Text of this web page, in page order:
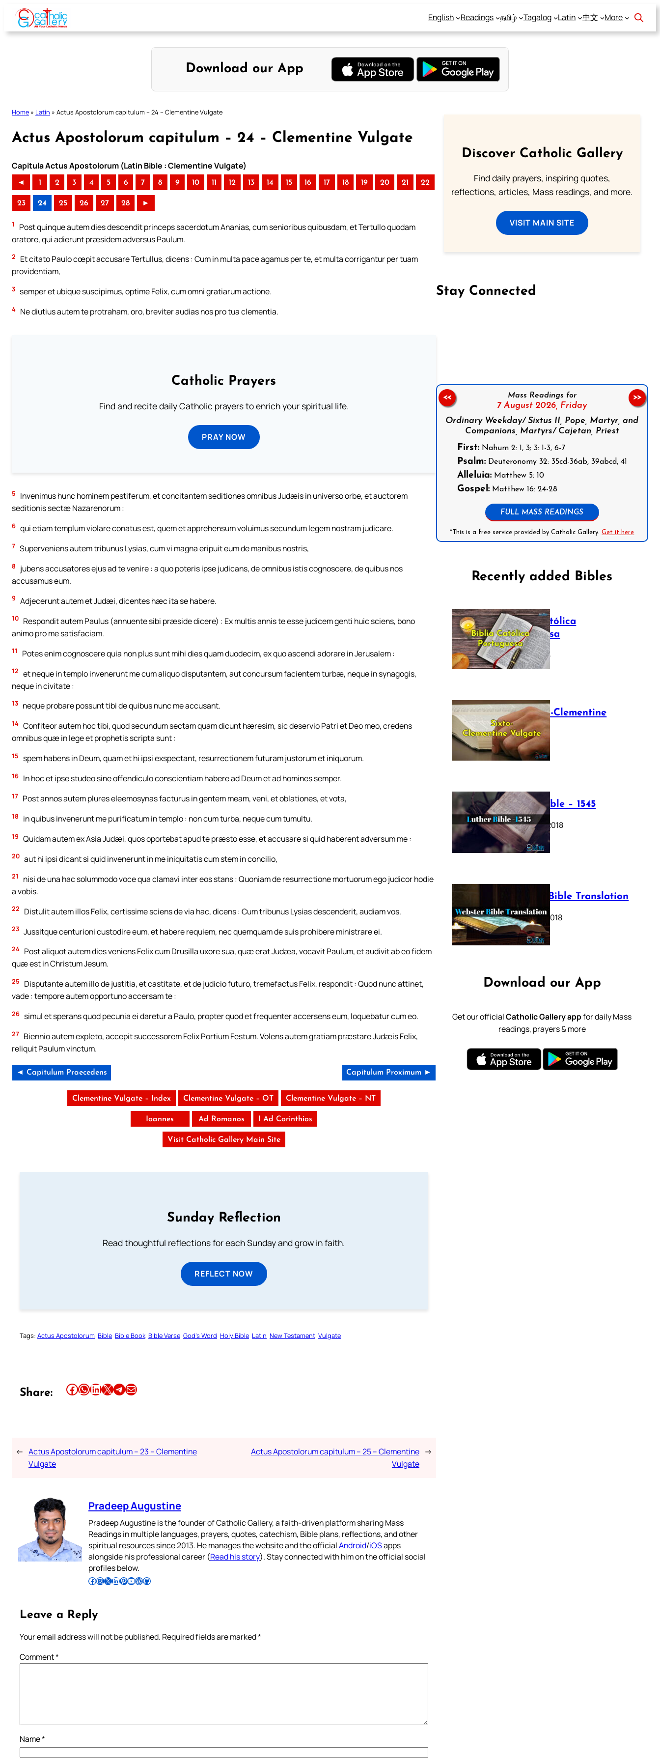
Skip
content
English Readings தமிழ் Tagalog Latin 中文 More
Download our App
Home » Latin » Actus Apostolorum capitulum – 24 – Clementine Vulgate
Actus Apostolorum capitulum – 24 – Clementine Vulgate
Capitula Actus Apostolorum (Latin Bible : Clementine Vulgate)
◄ 1 2 3 4 5 6 7 8 9 10 11 12 13 14 15 16 17 18 19 20 21 22
23 24 25 26 27 28 ►
1
Post quinque autem dies descendit princeps sacerdotum Ananias, cum senioribus quibusdam, et Tertullo quodam
oratore, qui adierunt præsidem adversus Paulum.
2
Et citato Paulo cœpit accusare Tertullus, dicens : Cum in multa pace agamus per te, et multa corrigantur per tuam
providentiam,
3 semper et ubique suscipimus, optime Felix, cum omni gratiarum actione.
4 Ne diutius autem te protraham, oro, breviter audias nos pro tua clementia.
Catholic Prayers
Find and recite daily Catholic prayers to enrich your spiritual life.
PRAY NOW
5
Invenimus hunc hominem pestiferum, et concitantem seditiones omnibus Judæis in universo orbe, et auctorem
seditionis sectæ Nazarenorum :
6 qui etiam templum violare conatus est, quem et apprehensum voluimus secundum legem nostram judicare.
7 Superveniens autem tribunus Lysias, cum vi magna eripuit eum de manibus nostris,
8
jubens accusatores ejus ad te venire : a quo poteris ipse judicans, de omnibus istis cognoscere, de quibus nos
accusamus eum.
9 Adjecerunt autem et Judæi, dicentes hæc ita se habere.
10 Respondit autem Paulus (annuente sibi præside dicere) : Ex multis annis te esse judicem genti huic sciens, bono
animo pro me satisfaciam.
11 Potes enim cognoscere quia non plus sunt mihi dies quam duodecim, ex quo ascendi adorare in Jerusalem :
12 et neque in templo invenerunt me cum aliquo disputantem, aut concursum facientem turbæ, neque in synagogis,
neque in civitate :
13 neque probare possunt tibi de quibus nunc me accusant.
14 Confiteor autem hoc tibi, quod secundum sectam quam dicunt hæresim, sic deservio Patri et Deo meo, credens
omnibus quæ in lege et prophetis scripta sunt :
15 spem habens in Deum, quam et hi ipsi exspectant, resurrectionem futuram justorum et iniquorum.
16 In hoc et ipse studeo sine offendiculo conscientiam habere ad Deum et ad homines semper.
17 Post annos autem plures eleemosynas facturus in gentem meam, veni, et oblationes, et vota,
18 in quibus invenerunt me purificatum in templo : non cum turba, neque cum tumultu.
19 Quidam autem ex Asia Judæi, quos oportebat apud te præsto esse, et accusare si quid haberent adversum me :
20 aut hi ipsi dicant si quid invenerunt in me iniquitatis cum stem in concilio,
21
nisi de una hac solummodo voce qua clamavi inter eos stans : Quoniam de resurrectione mortuorum ego judicor hodie
a vobis.
22 Distulit autem illos Felix, certissime sciens de via hac, dicens : Cum tribunus Lysias descenderit, audiam vos.
23 Jussitque centurioni custodire eum, et habere requiem, nec quemquam de suis prohibere ministrare ei.
24 Post aliquot autem dies veniens Felix cum Drusilla uxore sua, quæ erat Judæa, vocavit Paulum, et audivit ab eo fidem
quæ est in Christum Jesum.
25
Disputante autem illo de justitia, et castitate, et de judicio futuro, tremefactus Felix, respondit : Quod nunc attinet,
vade : tempore autem opportuno accersam te :
26 simul et sperans quod pecunia ei daretur a Paulo, propter quod et frequenter accersens eum, loquebatur cum eo.
27 Biennio autem expleto, accepit successorem Felix Portium Festum. Volens autem gratiam præstare Judæis Felix,
reliquit Paulum vinctum.
◄ Capitulum Praecedens Capitulum Proximum ►
Clementine Vulgate – Index Clementine Vulgate – OT Clementine Vulgate – NT
Ioannes Ad Romanos I Ad Corinthios
Visit Catholic Gallery Main Site
Sunday Reflection
Read thoughtful reflections for each Sunday and grow in faith.
REFLECT NOW
Tags: Actus Apostolorum Bible Bible Book Bible Verse God’s Word Holy Bible Latin New Testament Vulgate
Share: Share this article on Facebook Share this article on WhatsApp Share this article on LinkedIn Share this article on X Share this article on TelegramEmail this Article
← Actus Apostolorum capitulum – 23 – Clementine
Vulgate
Actus Apostolorum capitulum – 25 – Clementine
Vulgate
→
Pradeep Augustine
Pradeep Augustine is the founder of Catholic Gallery, a faith-driven platform sharing Mass
Readings in multiple languages, prayers, quotes, catechism, Bible plans, reflections, and other
spiritual resources since 2013. He manages the website and the officialAndroid/iOSapps
alongside his professional career (Read his story). Stay connected with him on the official social
profiles below.
Follow Pradeep on Facebook Follow Pradeep on InstagramFollow Pradeep on X Follow Pradeep on LinkedIn Follow Pradeep on Pinterest Subscribe to Pradeep’s Youtube Channel Follow Pradeep on WordPress Follow Pradeep on GitHub
Leave a Reply
Your email address will not be published. Required fields are marked*
Comment*
Name*
Discover Catholic Gallery
Find daily prayers, inspiring quotes,
reflections, articles, Mass readings, and more.
VISIT MAIN SITE
Stay Connected
Mass Readings for
7 August 2026, Friday
Ordinary Weekday/ Sixtus II, Pope, Martyr, and
Companions, Martyrs/ Cajetan, Priest
First:Nahum 2: 1, 3; 3: 1-3, 6-7
Psalm:Deuteronomy 32: 35cd-36ab, 39abcd, 41
Alleluia:Matthew 5: 10
Gospel:Matthew 16: 24-28
FULL MASS READINGS
*This is a free service provided by Catholic Gallery.Get it here
<< >>
Recently added Bibles
Bíblia Católica
Portuguesa
July 16, 2025
The Sixto-Clementine
Vulgate
July 12, 2025
Luther Bible – 1545
October 17, 2018
Webster Bible Translation
October 11, 2018
Download our App
Get our officialCatholic Gallery appfor daily Mass
readings, prayers & more